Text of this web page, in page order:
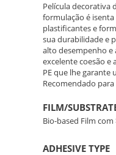
Película decorativa
formulação é
plastificantes e
sua durabilidade e
alto desempenho e
excelente coesão e
PE que lhe garante
Recomendado
FILM/
Bio-based Film
ADHESIVE TYPE
Based
Interior
Decor